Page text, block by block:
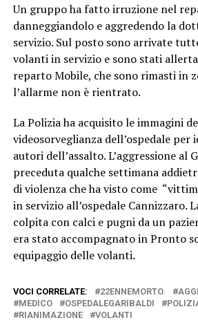
Un gruppo ha fatto irruzione nel
danneggiandolo e aggredendo la
servizio. Sul posto sono arrivate
volanti in servizio e sono stati
reparto Mobile, che sono rimasti in
l’allarme non è rientrato.
La Polizia ha acquisito le immagini
videosorveglianza dell’ospedale
autori dell’assalto. L’aggressione al
preceduta qualche settimana
di violenza che ha visto come
in servizio all’ospedale Cannizzaro.
colpita con calci e pugni da un
era stato accompagnato in Pronto
equipaggio delle volanti.
VOCI CORRELATE: 22ENNEMORTO.
MEDICO
OSPEDALEGARIBALDI
RIANIMAZIONE
VOLANTI